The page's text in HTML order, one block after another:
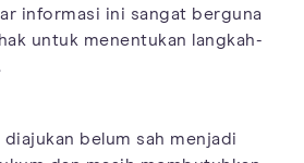
informasi ini sangat berguna
untuk menentukan langkah-
belum sah menjadi